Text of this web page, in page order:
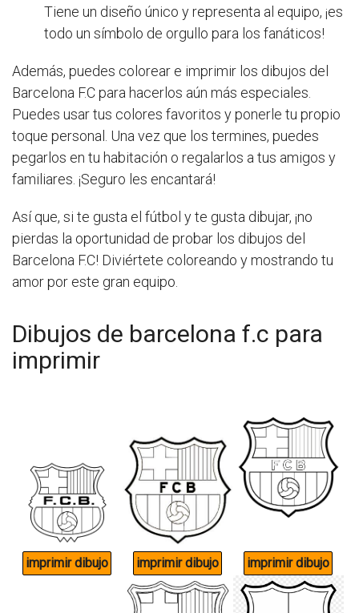
Tiene un diseño único y representa al equipo, ¡es
todo un símbolo de orgullo para los fanáticos!
Además, puedes colorear e imprimir los dibujos del
Barcelona F.C para hacerlos aún más especiales.
Puedes usar tus colores favoritos y ponerle tu propio
toque personal. Una vez que los termines, puedes
pegarlos en tu habitación o regalarlos a tus amigos y
familiares. ¡Seguro les encantará!
Así que, si te gusta el fútbol y te gusta dibujar, ¡no
pierdas la oportunidad de probar los dibujos del
Barcelona F.C! Diviértete coloreando y mostrando tu
amor por este gran equipo.
Dibujos de barcelona f.c para
imprimir